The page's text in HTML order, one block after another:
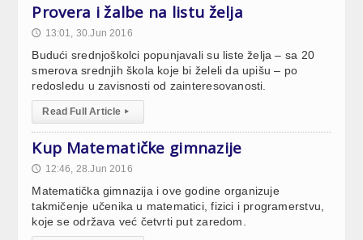
Provera i žalbe na listu želja
🕔 13:01, 30.Jun 2016
Budući srednjoškolci popunjavali su liste želja – sa 20
smerova srednjih škola koje bi želeli da upišu – po
redosledu u zavisnosti od zainteresovanosti.
Read Full Article ▸
Kup Matematičke gimnazije
🕔 12:46, 28.Jun 2016
Matematička gimnazija i ove godine organizuje
takmičenje učenika u matematici, fizici i programerstvu,
koje se održava već četvrti put zaredom.